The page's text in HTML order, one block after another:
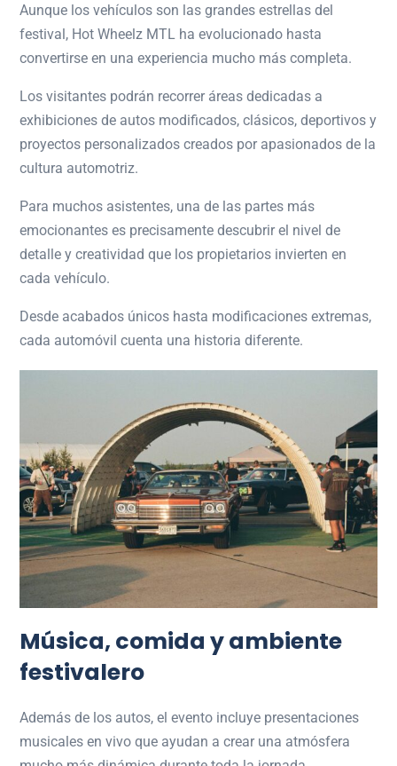
Aunque los vehículos son las grandes estrellas del
festival, Hot Wheelz MTL ha evolucionado hasta
convertirse en una experiencia mucho más completa.
Los visitantes podrán recorrer áreas dedicadas a
exhibiciones de autos modificados, clásicos, deportivos y
proyectos personalizados creados por apasionados de la
cultura automotriz.
Para muchos asistentes, una de las partes más
emocionantes es precisamente descubrir el nivel de
detalle y creatividad que los propietarios invierten en
cada vehículo.
Desde acabados únicos hasta modificaciones extremas,
cada automóvil cuenta una historia diferente.
Música, comida y ambiente
festivalero
Además de los autos, el evento incluye presentaciones
musicales en vivo que ayudan a crear una atmósfera